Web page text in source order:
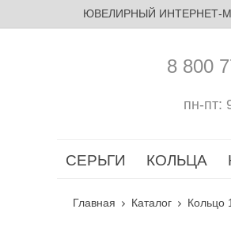
ЮВЕЛИРНЫЙ ИНТЕРНЕТ-
8 800
пн-пт:
СЕРЬГИ КОЛЬЦА
Главная Каталог Кольцо